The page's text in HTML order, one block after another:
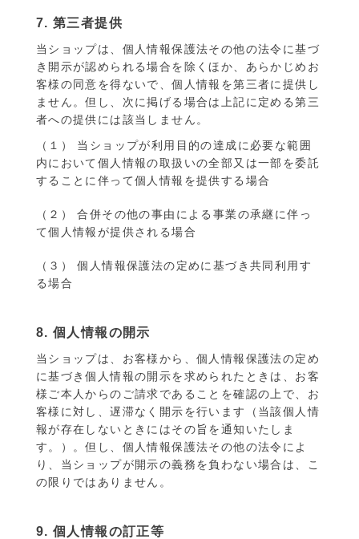
7. 第三者提供
当ショップは、個人情報保護法その他の法令に基づ
き開示が認められる場合を除くほか、あらかじめお
客様の同意を得ないで、個人情報を第三者に提供し
ません。但し、次に掲げる場合は上記に定める第三
者への提供には該当しません。
（１） 当ショップが利用目的の達成に必要な範囲
内において個人情報の取扱いの全部又は一部を委託
することに伴って個人情報を提供する場合
（２） 合併その他の事由による事業の承継に伴っ
て個人情報が提供される場合
（３） 個人情報保護法の定めに基づき共同利用す
る場合
8. 個人情報の開示
当ショップは、お客様から、個人情報保護法の定め
に基づき個人情報の開示を求められたときは、お客
様ご本人からのご請求であることを確認の上で、お
客様に対し、遅滞なく開示を行います（当該個人情
報が存在しないときにはその旨を通知いたしま
す。）。但し、個人情報保護法その他の法令によ
り、当ショップが開示の義務を負わない場合は、こ
の限りではありません。
9. 個人情報の訂正等